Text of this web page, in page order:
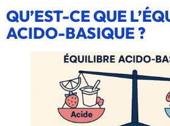
QU’EST-CE QUE
ACIDO-BASIQUE ?